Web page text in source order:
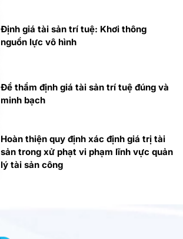
Định giá tài sản trí tuệ: Khơi thông
nguồn lực vô hình
Để thẩm định giá tài sản trí tuệ đúng và
minh bạch
Hoàn thiện quy định xác định giá trị tài
sản trong xử phạt vi phạm lĩnh vực quản
lý tài sản công